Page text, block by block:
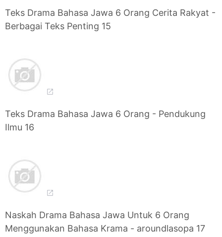
Teks Drama Bahasa Jawa 6 Orang Cerita Rakyat -
Berbagai Teks Penting 15
Teks Drama Bahasa Jawa 6 Orang - Pendukung
Ilmu 16
Naskah Drama Bahasa Jawa Untuk 6 Orang
Menggunakan Bahasa Krama - aroundlasopa 17